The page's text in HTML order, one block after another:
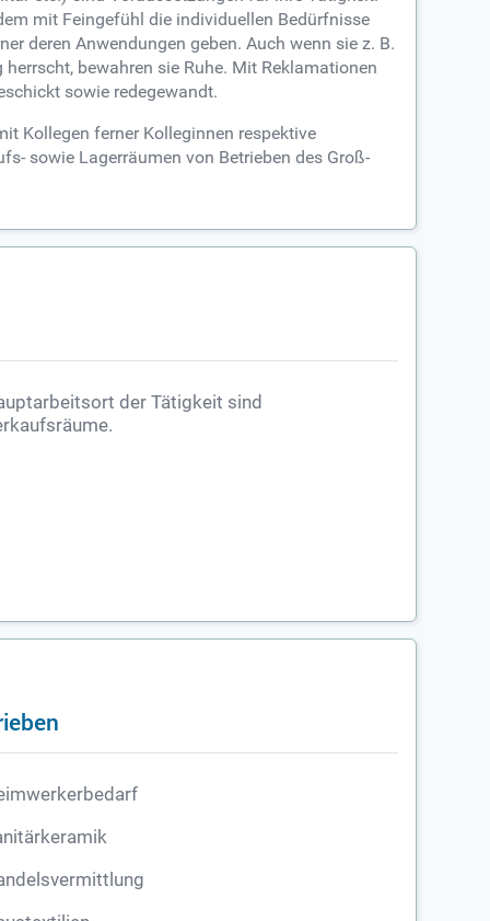
mit Feingefühl die individuellen Bedürfnisse
deren Anwendungen geben. Auch wenn sie z. B.
bewahren sie Ruhe. Mit Reklamationen
sowie redegewandt.
Kollegen ferner Kolleginnen respektive
sowie Lagerräumen von Betrieben des Groß-
der Tätigkeit sind